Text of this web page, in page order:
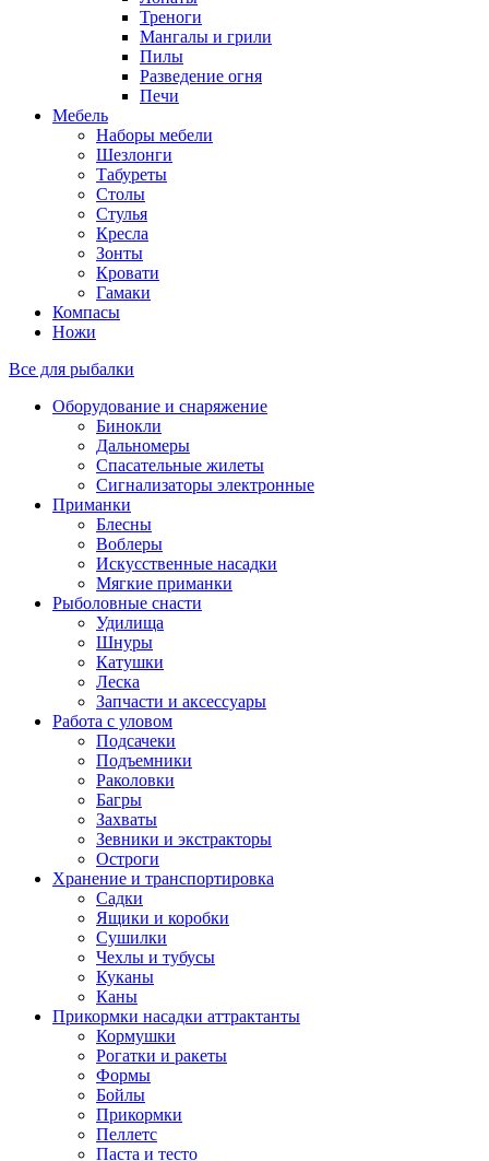
Треноги
Мангалы и грили
Пилы
Разведение огня
Печи
Мебель
Наборы мебели
Шезлонги
Табуреты
Столы
Стулья
Кресла
Зонты
Кровати
Гамаки
Компасы
Ножи
Все для рыбалки
Оборудование и снаряжение
Бинокли
Дальномеры
Спасательные жилеты
Сигнализаторы электронные
Приманки
Блесны
Воблеры
Искусственные насадки
Мягкие приманки
Рыболовные снасти
Удилища
Шнуры
Катушки
Леска
Запчасти и аксессуары
Работа с уловом
Подсачеки
Подъемники
Раколовки
Багры
Захваты
Зевники и экстракторы
Остроги
Хранение и транспортировка
Садки
Ящики и коробки
Сушилки
Чехлы и тубусы
Куканы
Каны
Прикормки насадки аттрактанты
Кормушки
Рогатки и ракеты
Формы
Бойлы
Прикормки
Пеллетс
Паста и тесто